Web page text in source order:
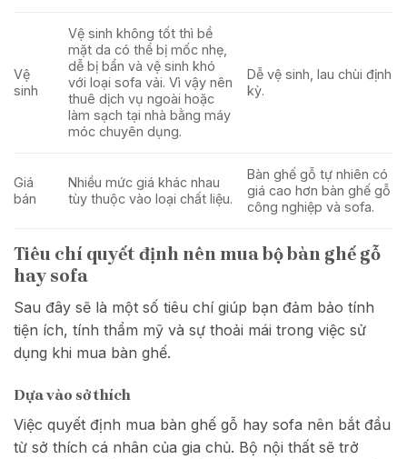
Vệ
sinh
Vệ sinh không tốt thì bề
mặt da có thể bị mốc nhẹ,
dễ bị bẩn và vệ sinh khó
với loại sofa vải. Vì vậy nên
thuê dịch vụ ngoài hoặc
làm sạch tại nhà bằng máy
móc chuyên dụng.
Dễ vệ sinh, lau chùi định
kỳ.
Giá
bán
Nhiều mức giá khác nhau
tùy thuộc vào loại chất liệu.
Bàn ghế gỗ tự nhiên có
giá cao hơn bàn ghế gỗ
công nghiệp và sofa.
Tiêu chí quyết định nên mua bộ bàn ghế gỗ
hay sofa
Sau đây sẽ là một số tiêu chí giúp bạn đảm bảo tính
tiện ích, tính thẩm mỹ và sự thoải mái trong việc sử
dụng khi mua bàn ghế.
Dựa vào sở thích
Việc quyết định mua bàn ghế gỗ hay sofa nên bắt đầu
từ sở thích cá nhân của gia chủ. Bộ nội thất sẽ trở